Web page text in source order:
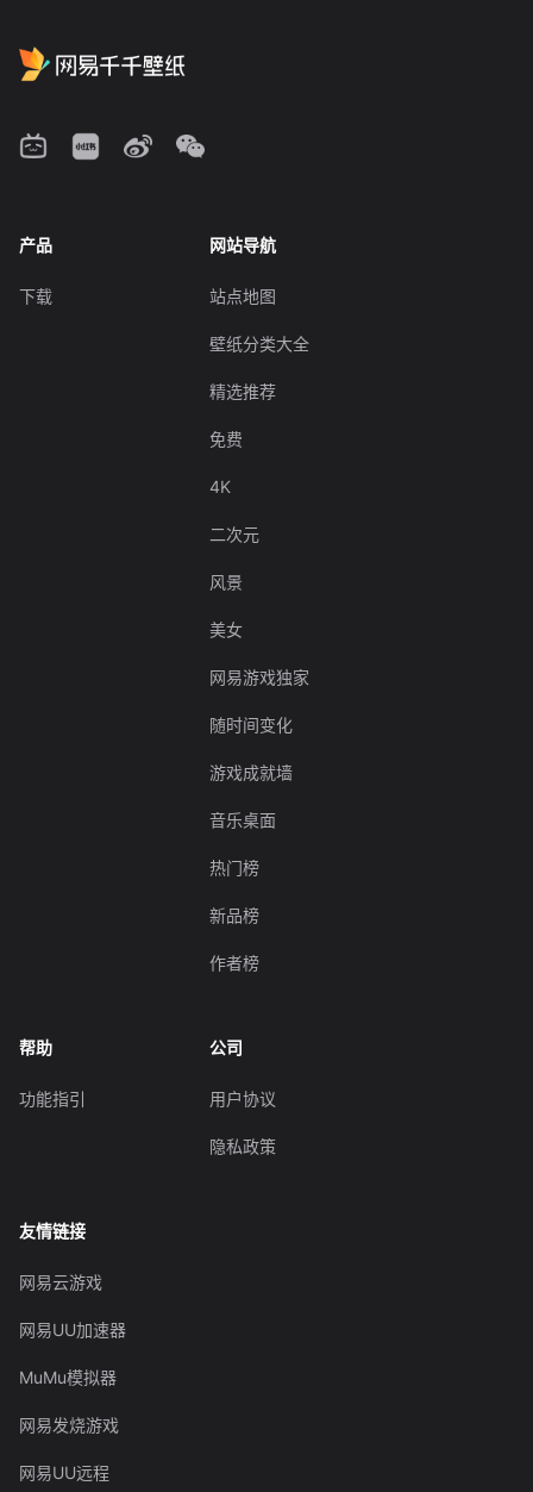
产品
下载
网站导航
站点地图
壁纸分类大全
精选推荐
免费
4K
二次元
风景
美女
网易游戏独家
随时间变化
游戏成就墙
音乐桌面
热门榜
新品榜
作者榜
帮助
功能指引
公司
用户协议
隐私政策
友情链接
网易云游戏
网易UU加速器
MuMu模拟器
网易发烧游戏
网易UU远程